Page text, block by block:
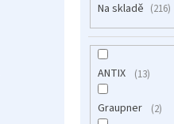
Na skladě 216
ANTIX 13
Graupner 2
p